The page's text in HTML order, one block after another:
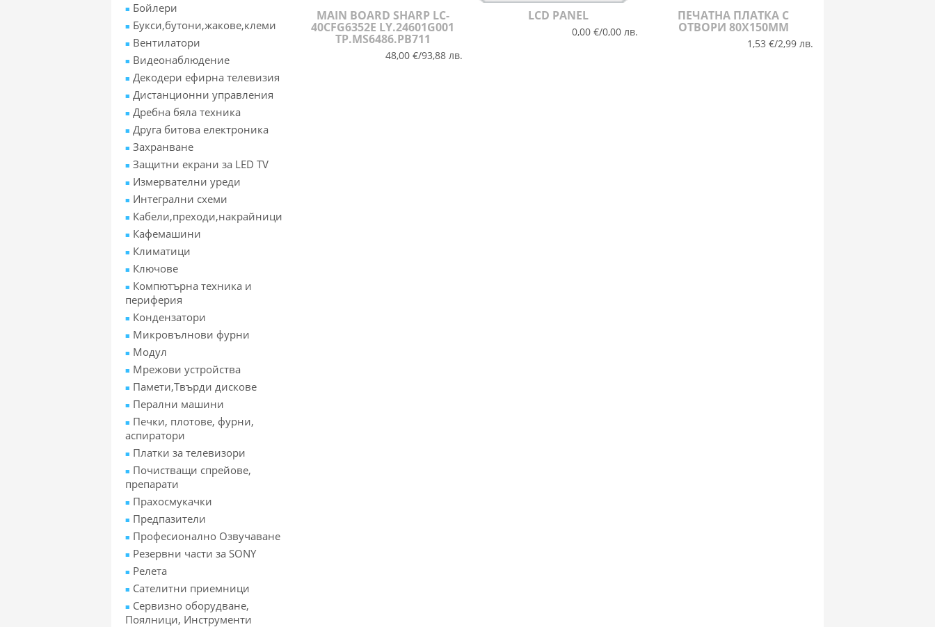
Бойлери
Букси,бутони,жакове,клеми
Вентилатори
Видеонаблюдение
Декодери ефирна телевизия
Дистанционни управления
Дребна бяла техника
Друга битова електроника
Захранване
Защитни екрани за LED TV
Измервателни уреди
Интегрални схеми
Кабели,преходи,накрайници
Кафемашини
Климатици
Ключове
Компютърна техника и
периферия
Кондензатори
Микровълнови фурни
Модул
Мрежови устройства
Памети,Твърди дискове
Перални машини
Печки, плотове, фурни,
аспиратори
Платки за телевизори
Почистващи спрейове,
препарати
Прахосмукачки
Предпазители
Професионално Озвучаване
Резервни части за SONY
Релета
Сателитни приемници
Сервизно оборудване,
Поялници, Инструменти
MAIN BOARD SHARP LC-
40CFG6352E LY.24601G001
TP.MS6486.PB711
48,00 €/93,88 лв.
LCD PANEL
0,00 €/0,00 лв.
ПЕЧАТНА ПЛАТКА С
ОТВОРИ 80X150ММ
1,53 €/2,99 лв.